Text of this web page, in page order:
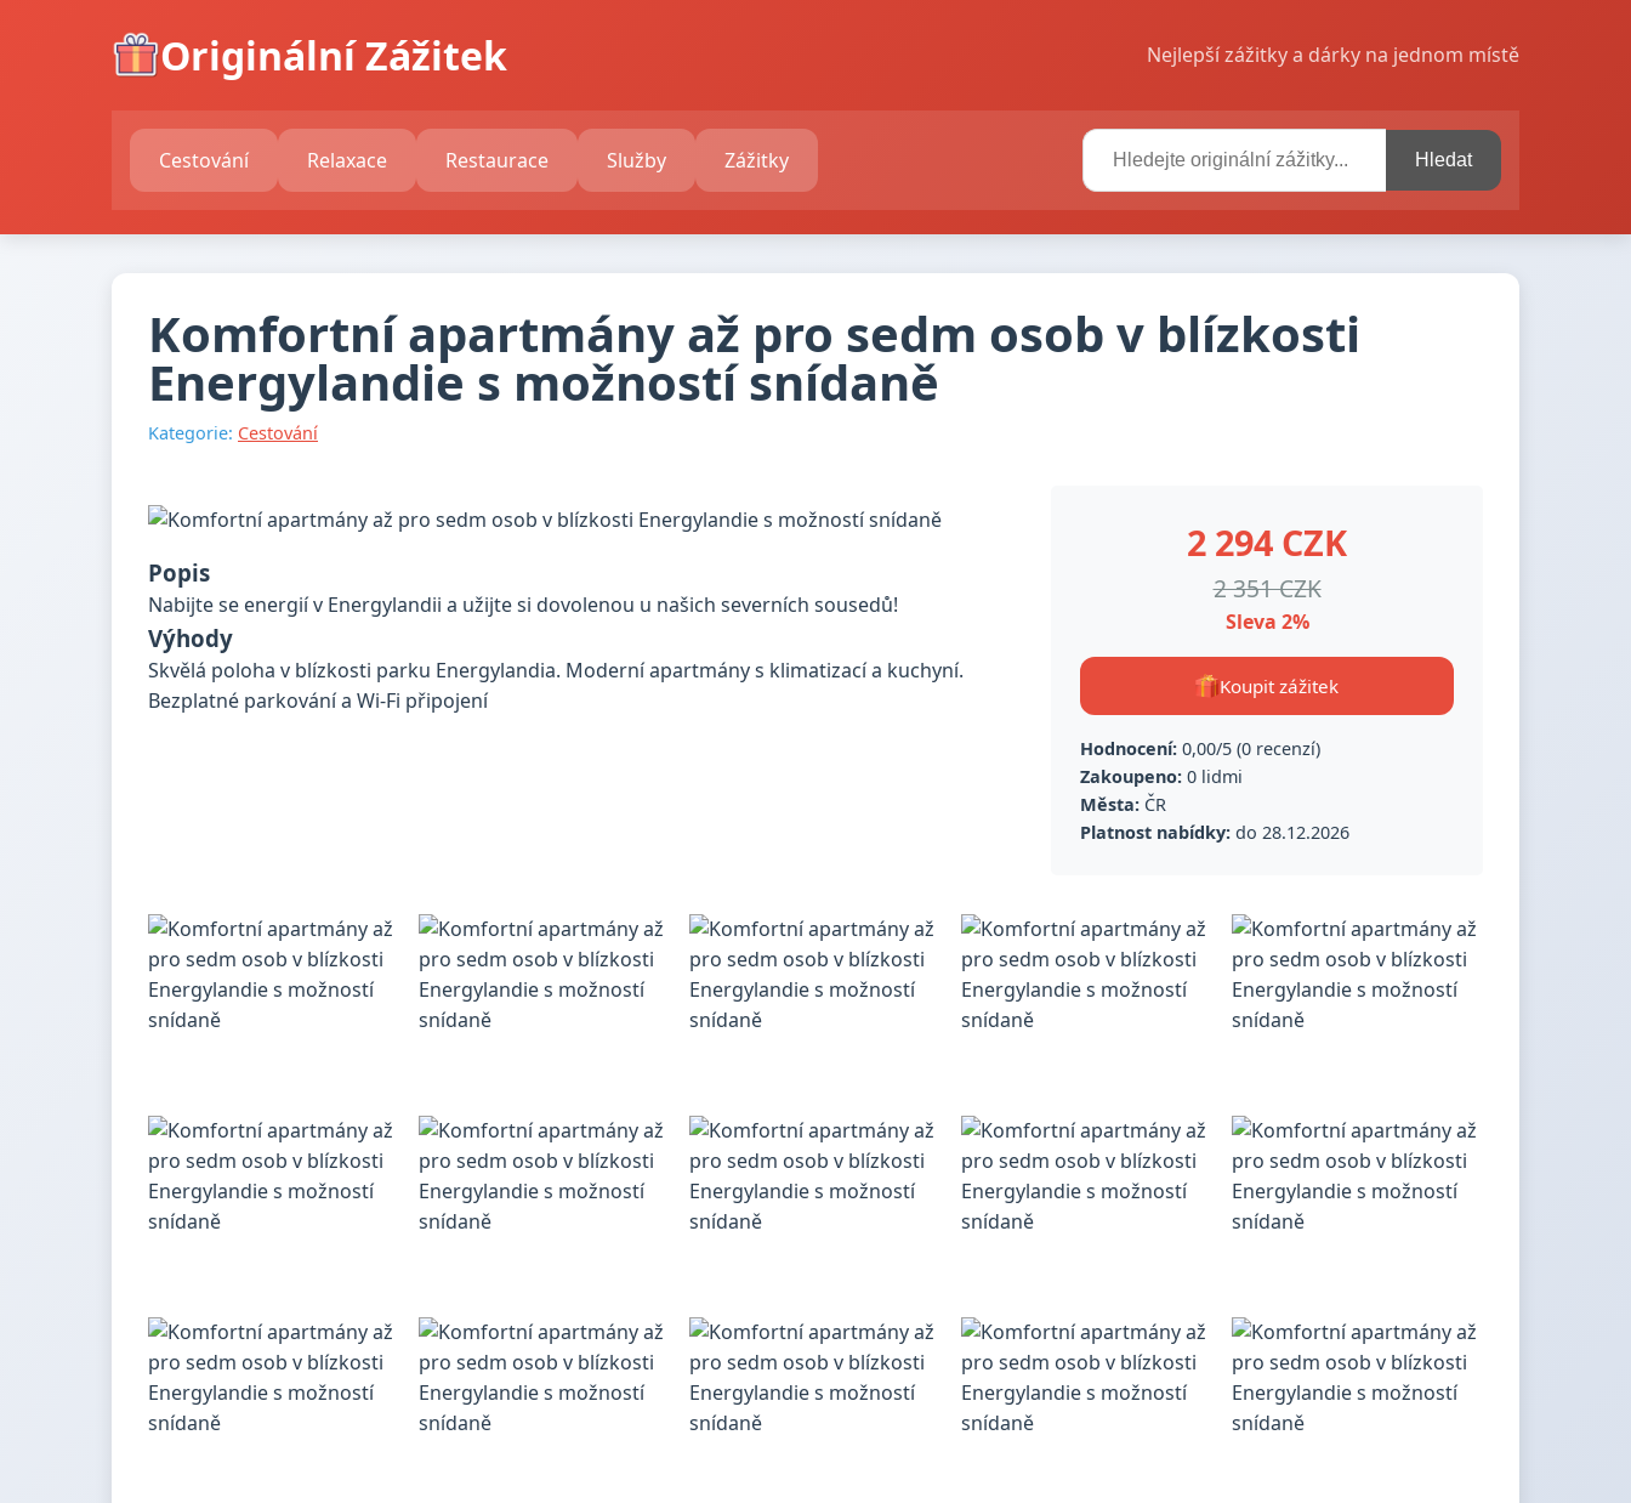
Originální Zážitek Nejlepší zážitky a dárky na jednom místě
Cestování Relaxace Restaurace Služby Zážitky Hledat
Komfortní apartmány až pro sedm osob v blízkosti
Energylandie s možností snídaně
Kategorie: Cestování
Popis
Nabijte se energií v Energylandii a užijte si dovolenou u našich severních sousedů!
Výhody
Skvělá poloha v blízkosti parku Energylandia. Moderní apartmány s klimatizací a kuchyní.
Bezplatné parkování a Wi-Fi připojení
2 294 CZK
2 351 CZK
Sleva 2%
Koupit zážitek
Hodnocení: 0,00/5 (0 recenzí)
Zakoupeno: 0 lidmi
Města: ČR
Platnost nabídky: do 28.12.2026